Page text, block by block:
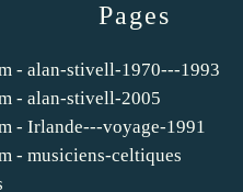
Pages
- alan-stivell-1970---1993
- alan-stivell-2005
- Irlande---voyage-1991
- musiciens-celtiques